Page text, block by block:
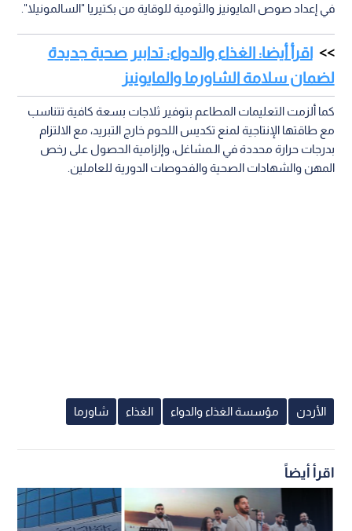
في إعداد صوص المايونيز والثومية للوقاية من بكتيريا "السالمونيلا".
اقرأ أيضا: الغذاء والدواء: تدابير صحية جديدة
لضمان سلامة الشاورما والمايونيز
كما ألزمت التعليمات المطاعم بتوفير ثلاجات بسعة كافية تتناسب
مع طاقتها الإنتاجية لمنع تكديس اللحوم خارج التبريد، مع الالتزام
بدرجات حرارة محددة في الـمشاغل، وإلزامية الحصول على رخص
المهن والشهادات الصحية والفحوصات الدورية للعاملين.
الأردن مؤسسة الغذاء والدواء الغذاء شاورما
اقرأ أيضاً